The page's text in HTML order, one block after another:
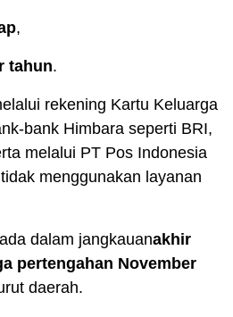
,
tahun.
rekening Kartu Keluarga
bank Himbara seperti BRI,
melalui PT Pos Indonesia
menggunakan layanan
dalam jangkauanakhir
pertengahan November
daerah.